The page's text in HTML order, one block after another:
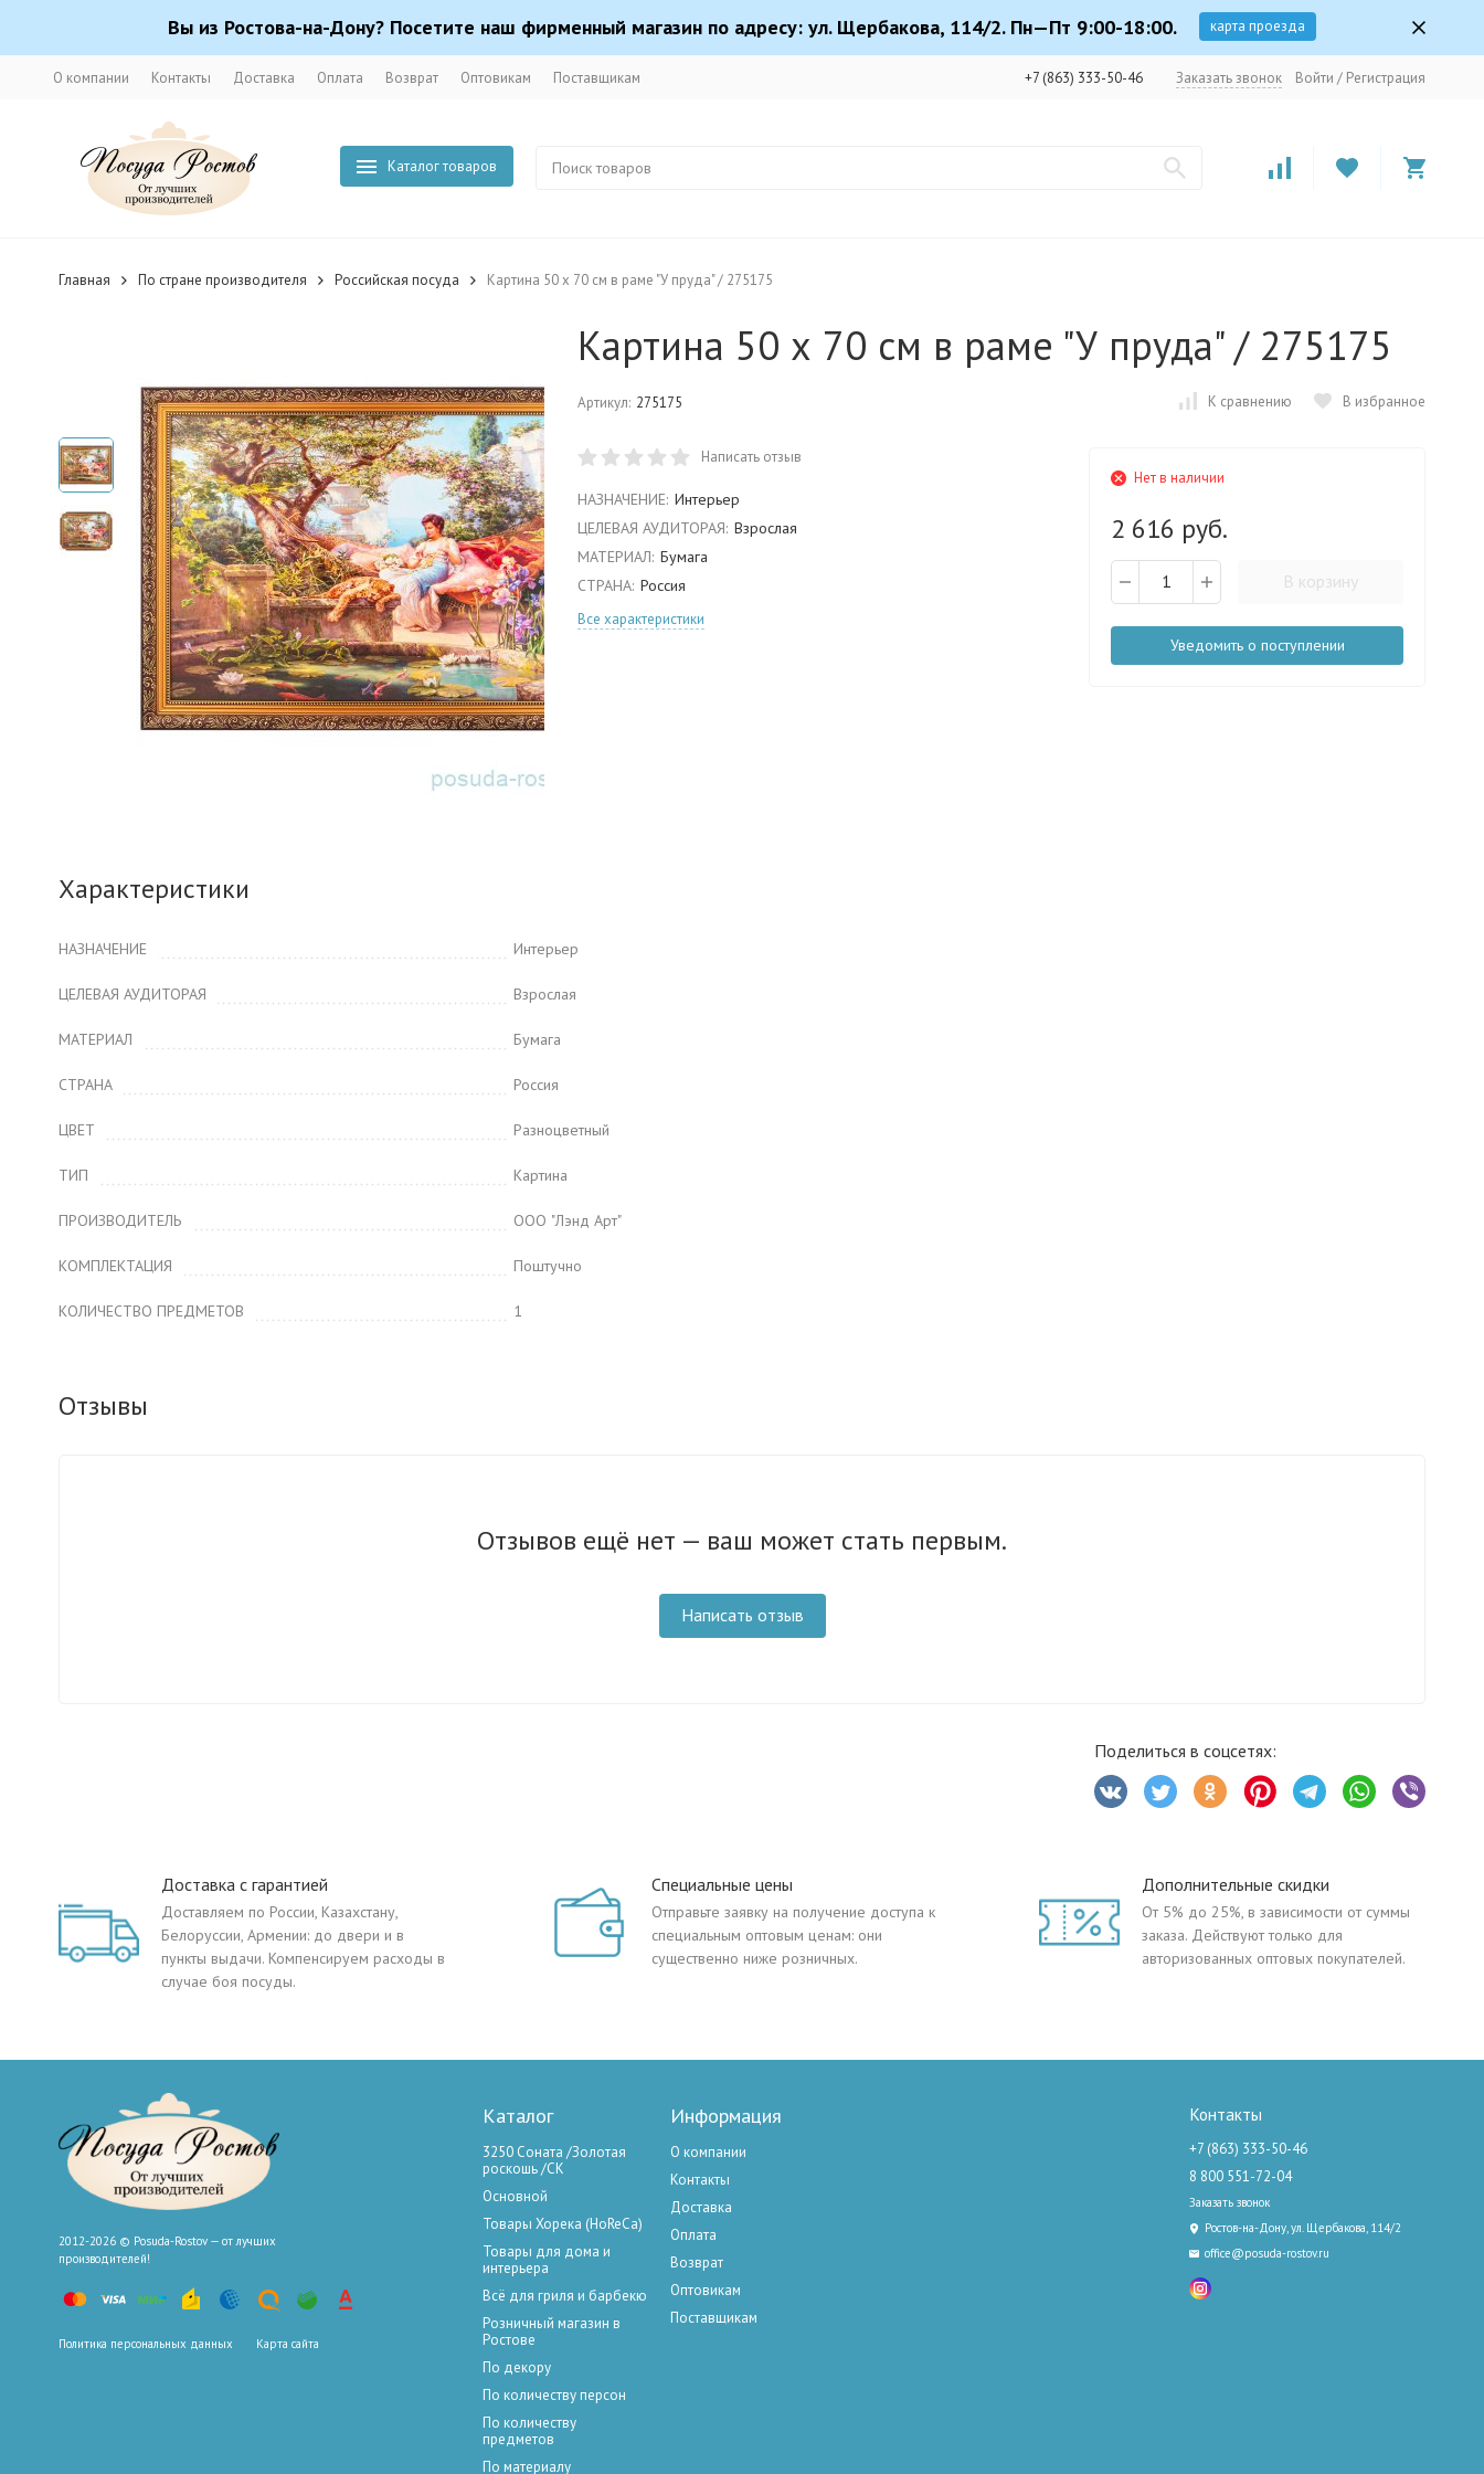
Вы из Ростова-на-Дону? Посетите наш фирменный магазин по адресу: ул. Щербакова, 114/2. Пн—Пт 9:00-18:00. карта проезда
О компании Контакты Доставка Оплата Возврат Оптовикам Поставщикам +7 (863) 333-50-46 Заказать звонок Войти / Регистрация
Каталог товаров
Главная По стране производителя Российская посуда Картина 50 х 70 см в раме "У пруда" / 275175
Картина 50 х 70 см в раме "У пруда" / 275175
Артикул: 275175 К сравнению В избранное
Написать отзыв
НАЗНАЧЕНИЕ: Интерьер
ЦЕЛЕВАЯ АУДИТОРАЯ: Взрослая
МАТЕРИАЛ: Бумага
СТРАНА: Россия
Все характеристики
Нет в наличии
2 616 руб.
В корзину
Уведомить о поступлении
Характеристики
НАЗНАЧЕНИЕ Интерьер
ЦЕЛЕВАЯ АУДИТОРАЯ Взрослая
МАТЕРИАЛ Бумага
СТРАНА Россия
ЦВЕТ Разноцветный
ТИП Картина
ПРОИЗВОДИТЕЛЬ ООО "Лэнд Арт"
КОМПЛЕКТАЦИЯ Поштучно
КОЛИЧЕСТВО ПРЕДМЕТОВ 1
Отзывы
Отзывов ещё нет — ваш может стать первым.
Написать отзыв
Поделиться в соцсетях:
Доставка с гарантией
Доставляем по России, Казахстану,
Белоруссии, Армении: до двери и в
пункты выдачи. Компенсируем расходы в
случае боя посуды.
Специальные цены
Отправьте заявку на получение доступа к
специальным оптовым ценам: они
существенно ниже розничных.
Дополнительные скидки
От 5% до 25%, в зависимости от суммы
заказа. Действуют только для
авторизованных оптовых покупателей.
2012-2026 © Posuda-Rostov — от лучших
производителей!
Политика персональных данных Карта сайта
Каталог
3250 Соната /Золотая
роскошь /СК
Основной
Товары Хорека (HoReCa)
Товары для дома и
интерьера
Всё для гриля и барбекю
Розничный магазин в
Ростове
По декору
По количеству персон
По количеству
предметов
По материалу
Информация
О компании
Контакты
Доставка
Оплата
Возврат
Оптовикам
Поставщикам
Контакты
+7 (863) 333-50-46
8 800 551-72-04
Заказать звонок
Ростов-на-Дону, ул. Щербакова, 114/2
office@posuda-rostov.ru